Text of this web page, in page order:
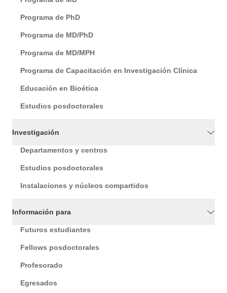
Programa de PhD
Programa de MD/PhD
Programa de MD/MPH
Programa de Capacitación en Investigación Clínica
Educación en Bioética
Estudios posdoctorales
Investigación
Departamentos y centros
Estudios posdoctorales
Instalaciones y núcleos compartidos
Información para
Futuros estudiantes
Fellows posdoctorales
Profesorado
Egresados